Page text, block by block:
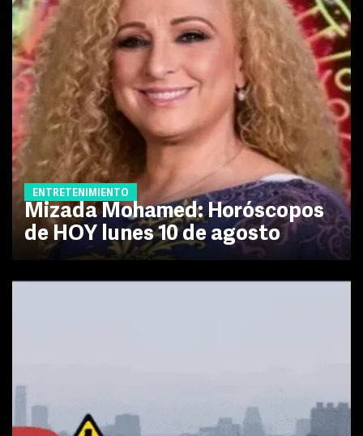
ENTRETENIMIENTO
Mizada Mohamed: Horóscopos
de HOY lunes 10 de agosto